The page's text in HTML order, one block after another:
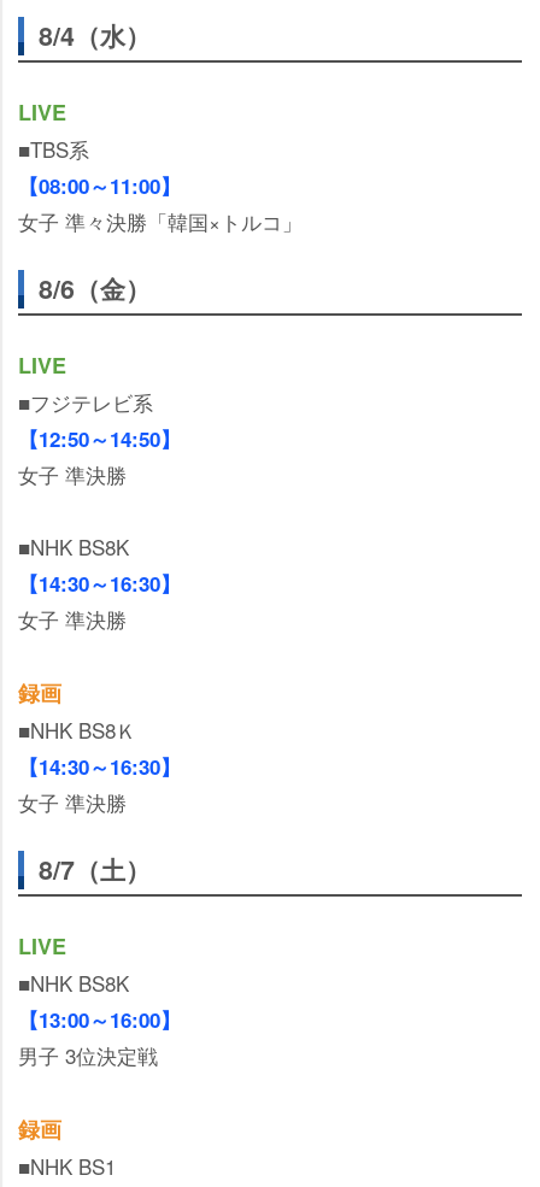
8/4（水）
LIVE
■TBS系
【08:00～11:00】
女子 準々決勝「韓国×トルコ」
8/6（金）
LIVE
■フジテレビ系
【12:50～14:50】
女子 準決勝
■NHK BS8K
【14:30～16:30】
女子 準決勝
録画
■NHK BS8Ｋ
【14:30～16:30】
女子 準決勝
8/7（土）
LIVE
■NHK BS8K
【13:00～16:00】
男子 3位決定戦
録画
■NHK BS1